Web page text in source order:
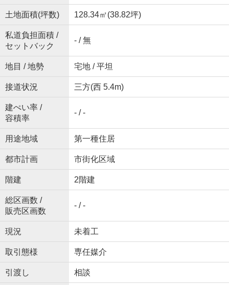
土地面積(坪数) 128.34㎡(38.82坪)
私道負担面積 /
セットバック
- / 無
地目 / 地勢 宅地 / 平坦
接道状況 三方(西 5.4m)
建ぺい率 /
容積率
- / -
用途地域 第一種住居
都市計画 市街化区域
階建 2階建
総区画数 /
販売区画数
- / -
現況 未着工
取引態様 専任媒介
引渡し 相談